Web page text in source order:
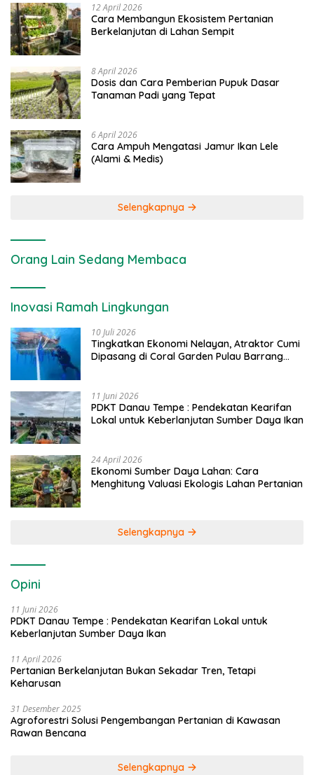
12 April 2026
Cara Membangun Ekosistem Pertanian
Berkelanjutan di Lahan Sempit
8 April 2026
Dosis dan Cara Pemberian Pupuk Dasar
Tanaman Padi yang Tepat
6 April 2026
Cara Ampuh Mengatasi Jamur Ikan Lele
(Alami & Medis)
Selengkapnya
Orang Lain Sedang Membaca
Inovasi Ramah Lingkungan
10 Juli 2026
Tingkatkan Ekonomi Nelayan, Atraktor Cumi
Dipasang di Coral Garden Pulau Barrang
11 Juni 2026
PDKT Danau Tempe : Pendekatan Kearifan
Lokal untuk Keberlanjutan Sumber Daya Ikan
24 April 2026
Ekonomi Sumber Daya Lahan: Cara
Menghitung Valuasi Ekologis Lahan Pertanian
Selengkapnya
Opini
11 Juni 2026
PDKT Danau Tempe : Pendekatan Kearifan Lokal untuk
Keberlanjutan Sumber Daya Ikan
11 April 2026
Pertanian Berkelanjutan Bukan Sekadar Tren, Tetapi
Keharusan
31 Desember 2025
Agroforestri Solusi Pengembangan Pertanian di Kawasan
Rawan Bencana
Selengkapnya